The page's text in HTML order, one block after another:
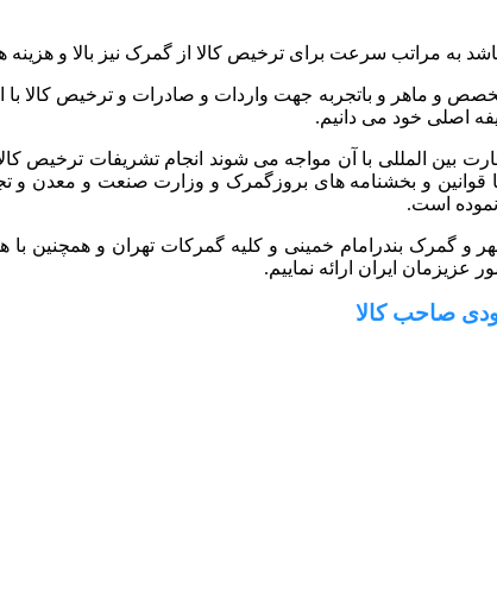
به مراتب سرعت برای ترخیص کالا از گمرک نیز بالا و هزینه
قانونی و همچنین با داشتن تیم متخصص و ماهر و باتجربه جهت واردات و صادرات و
اصلی خود می دانیم.
بین المللی با آن مواجه می شوند انجام تشریفات ترخیص
قوانین و بخشنامه های بروزگمرک و وزارت صنعت و معدن
است.
بندرامام خمینی و کلیه گمرکات تهران و همچنین با
ایران ارائه نماییم.
صاحب کالا